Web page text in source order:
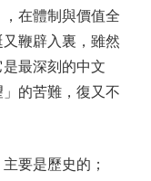
在體制與價值全
鞭辟入裏，雖然
最深刻的中文
」的苦難，復又不
要是歷史的；